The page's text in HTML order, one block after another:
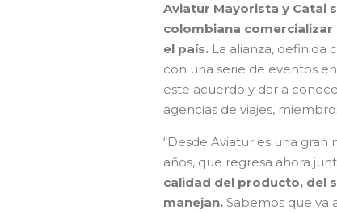
Aviatur Mayorista y Catai
colombiana
el país. La alianza, definida
con una serie de eventos
este acuerdo y dar a
agencias de viajes,
“Desde Aviatur es una
años, que regresa ahora
calidad del producto, del
manejan. Sabemos que va